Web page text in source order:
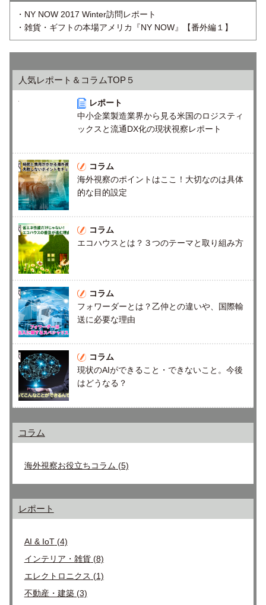
・NY NOW 2017 Winter訪問レポート
・雑貨・ギフトの本場アメリカ『NY NOW』【番外編１】
人気レポート＆コラムTOP５
レポート
中小企業製造業界から見る米国のロジスティ
ックスと流通DX化の現状視察レポート
コラム
海外視察のポイントはここ！大切なのは具体
的な目的設定
コラム
エコハウスとは？３つのテーマと取り組み方
コラム
フォワーダーとは？乙仲との違いや、国際輸
送に必要な理由
コラム
現状のAIができること・できないこと。今後
はどうなる？
コラム
海外視察お役立ちコラム (5)
レポート
AI & IoT(4)
インテリア・雑貨(8)
エレクトロニクス (1)
不動産・建築(3)